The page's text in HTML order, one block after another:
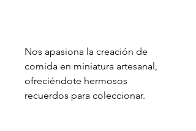
Nos apasiona la creación de
comida en miniatura artesanal,
ofreciéndote hermosos
recuerdos para coleccionar.